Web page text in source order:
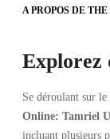
A PROPOS DE
Explorez
Se déroulant sur
Online: Tamriel
incluant plusieurs